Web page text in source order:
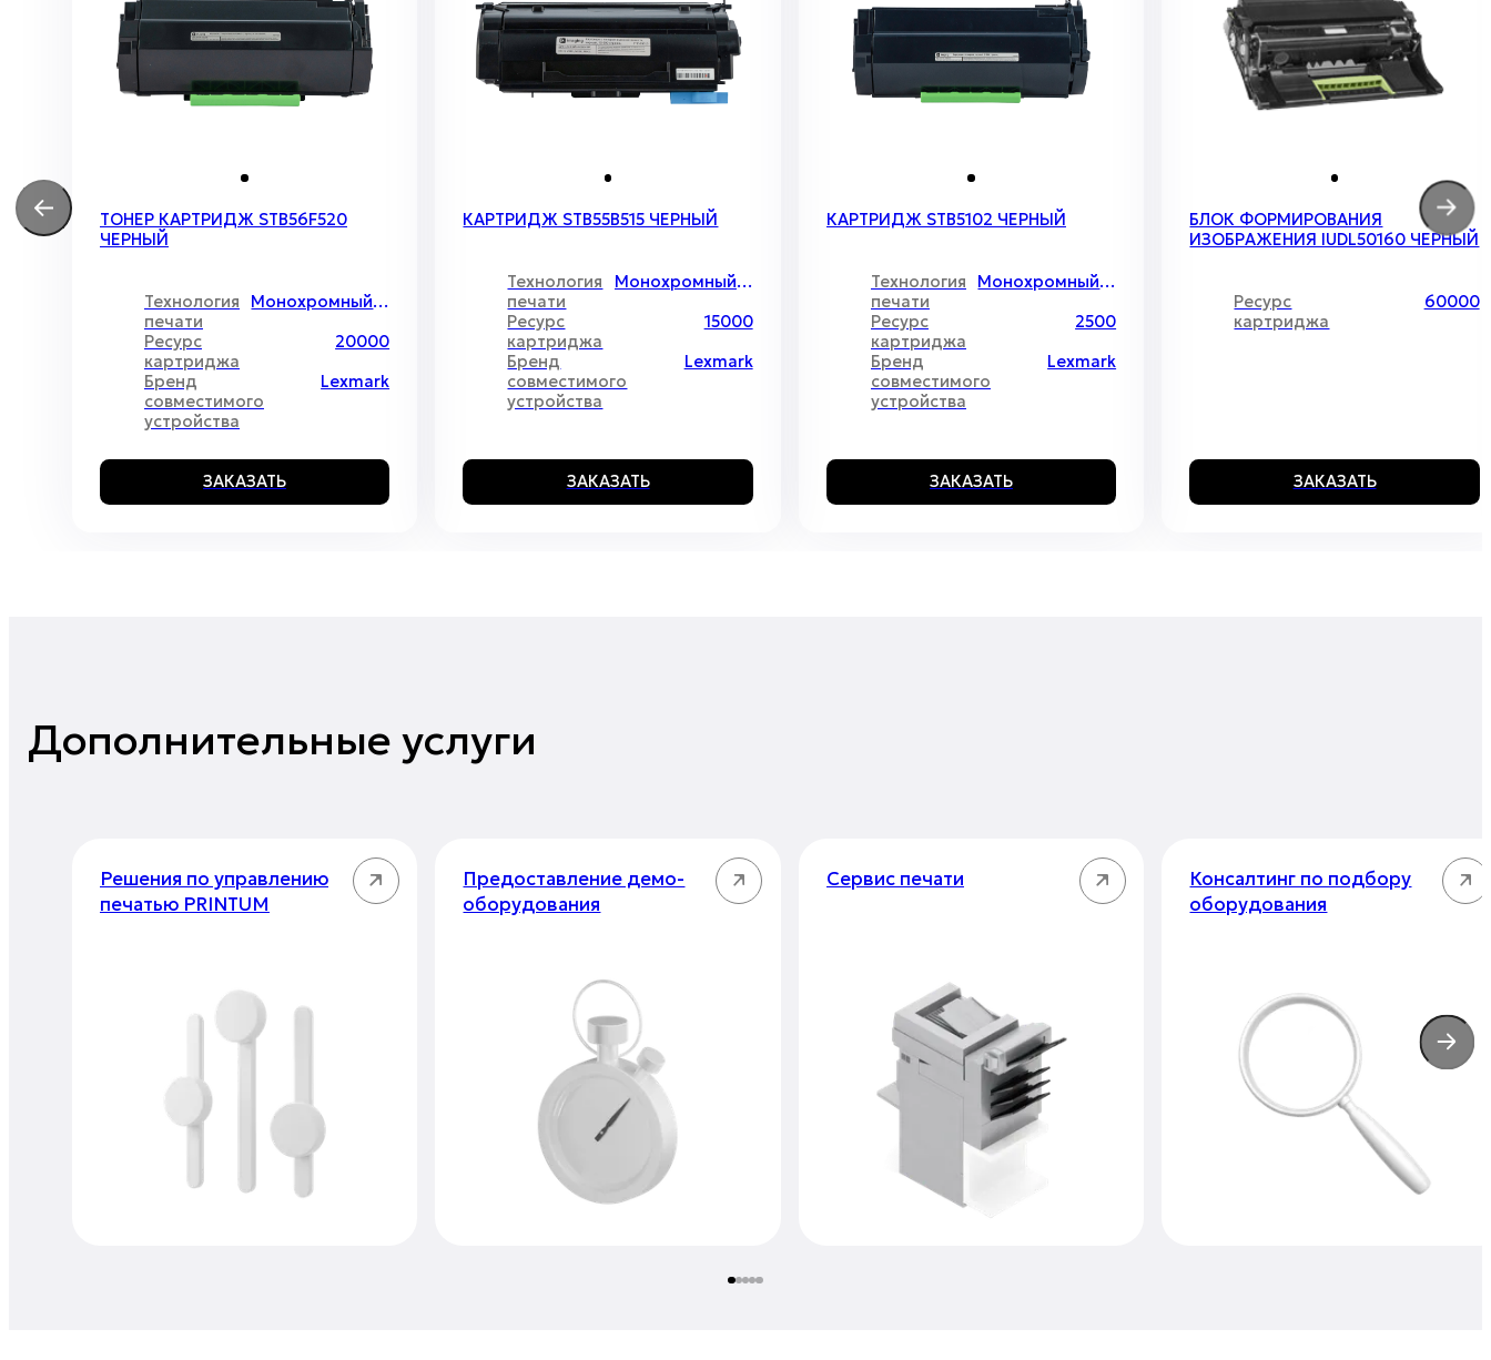
ТОНЕР КАРТРИДЖ STB56F520
ЧЕРНЫЙ
Технология
печати
Монохромный лазер
Ресурс
картриджа
20000
Бренд
совместимого
устройства
Lexmark
ЗАКАЗАТЬ
КАРТРИДЖ STB55B515 ЧЕРНЫЙ
Технология
печати
Монохромный лазер
Ресурс
картриджа
15000
Бренд
совместимого
устройства
Lexmark
ЗАКАЗАТЬ
КАРТРИДЖ STB5102 ЧЕРНЫЙ
Технология
печати
Монохромный лазер
Ресурс
картриджа
2500
Бренд
совместимого
устройства
Lexmark
ЗАКАЗАТЬ
БЛОК ФОРМИРОВАНИЯ
ИЗОБРАЖЕНИЯ IUDL50160 ЧЕРНЫЙ
Ресурс
картриджа
60000
ЗАКАЗАТЬ
Дополнительные услуги
Решения по управлению
печатью PRINTUM
Предоставление демо-
оборудования
Сервис печати
Консалтинг по подбору
оборудования